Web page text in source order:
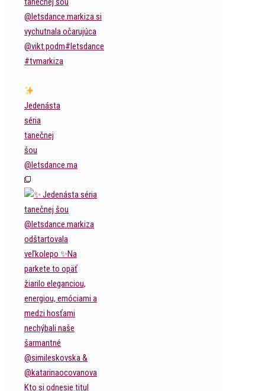
Jedenásta
séria
tanečnej
šou
@letsdance.ma